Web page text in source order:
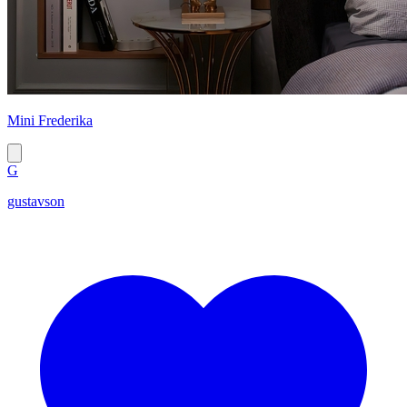
Mini Frederika
G
gustavson